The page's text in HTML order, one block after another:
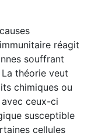
réagit
souffrant
théorie veut
chimiques ou
ceux-ci
susceptible
cellules